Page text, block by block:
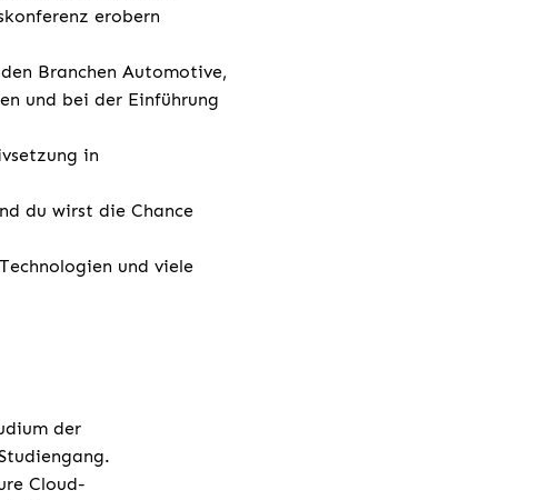
erobern
Branchen Automotive,
und bei der Einführung
in
du wirst die Chance
und viele
der
Cloud-